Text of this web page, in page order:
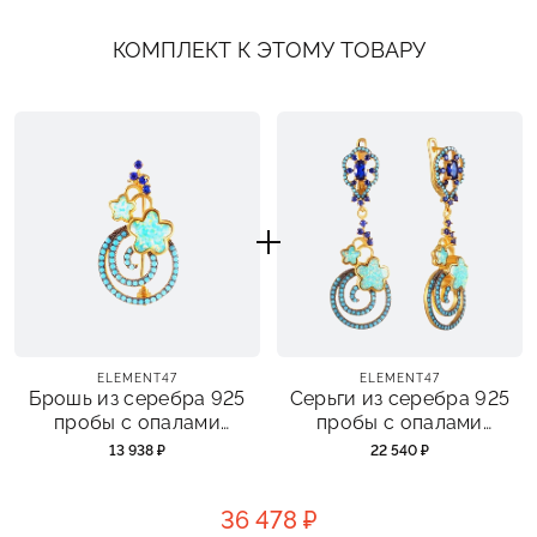
КОМПЛЕКТ К ЭТОМУ ТОВАРУ
ELEMENT47
Брошь из серебра 925
пробы с опалами
синтетическими и
13 938 ₽
ELEMENT47
Серьги из серебра 925
пробы с опалами
синтетическими и
22 540 ₽
36 478 ₽